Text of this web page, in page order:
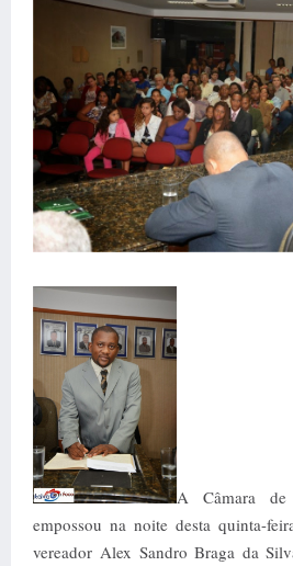
A Câmara de
empossou na noite desta quinta-
vereador Alex Sandro Braga da